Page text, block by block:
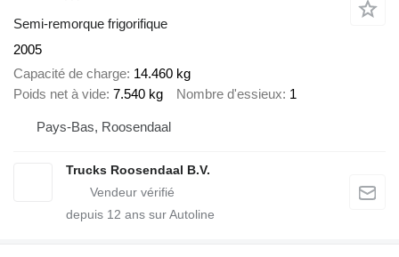
Semi-remorque frigorifique
2005
Capacité de charge 14.460 kg
Poids net à vide 7.540 kg Nombre d'essieux 1
Pays-Bas, Roosendaal
Trucks Roosendaal B.V.
depuis 12 ans sur Autoline